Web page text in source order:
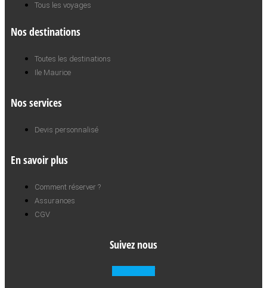
Tous les voyages
Nos destinations
Toutes les destinations
Ile Maurice
Nos services
Devis personnalisé
En savoir plus
Comment réserver ?
Assurances
CGV
Suivez nous